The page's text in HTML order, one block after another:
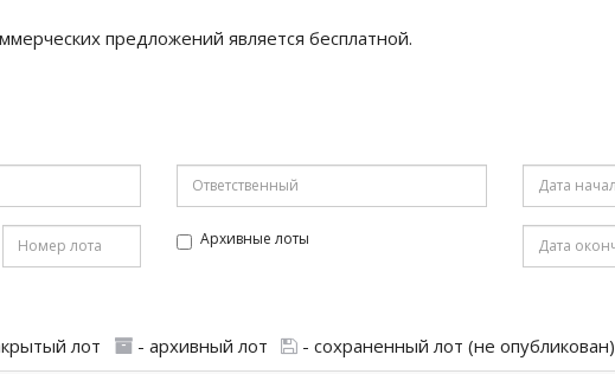
предложений является бесплатной.
Архивные лоты
лот - архивный лот - сохраненный лот (не опубликован)